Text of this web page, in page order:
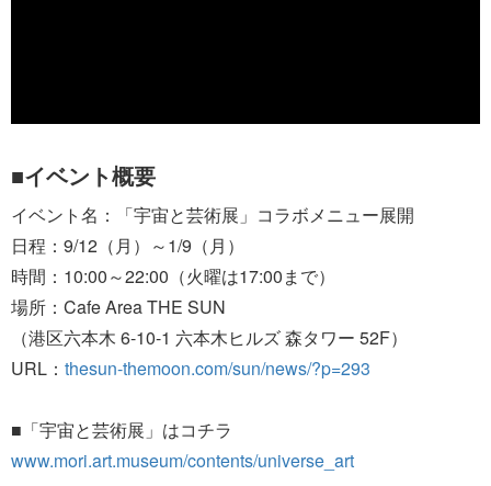
■イベント概要
イベント名：「宇宙と芸術展」コラボメニュー展開
日程：9/12（月）～1/9（月）
時間：10:00～22:00（火曜は17:00まで）
場所：Cafe Area THE SUN
（港区六本木 6-10-1 六本木ヒルズ 森タワー 52F）
URL： thesun-themoon.com/sun/news/?p=293
■「宇宙と芸術展」はコチラ
www.mori.art.museum/contents/universe_art